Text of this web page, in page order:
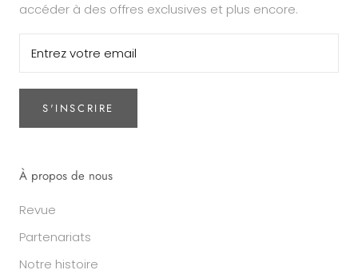
accéder à des offres exclusives et plus encore.
S'INSCRIRE
À propos de nous
Revue
Partenariats
Notre histoire